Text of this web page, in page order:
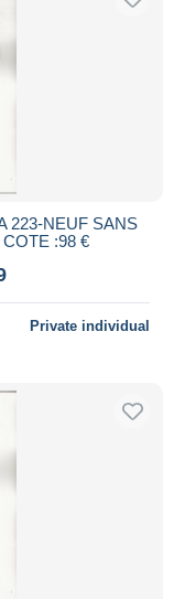
223-NEUF SANS
:98 €
Private individual